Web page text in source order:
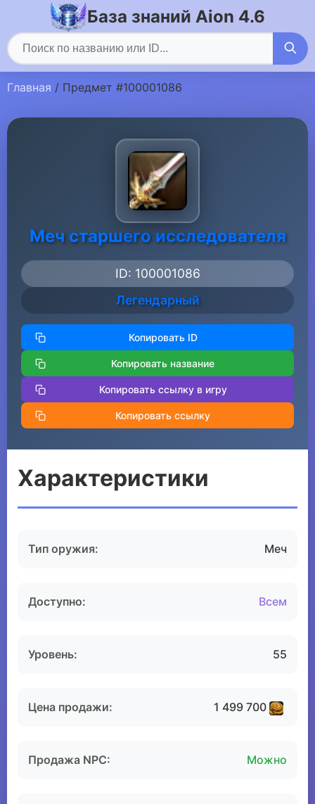
База знаний Aion 4.6
Главная / Предмет #100001086
Меч старшего исследователя
ID: 100001086
Легендарный
Копировать ID
Копировать название
Копировать ссылку в игру
Копировать ссылку
Характеристики
Тип оружия: Меч
Доступно: Всем
Уровень: 55
Цена продажи: 1 499 700
Продажа NPC: Можно